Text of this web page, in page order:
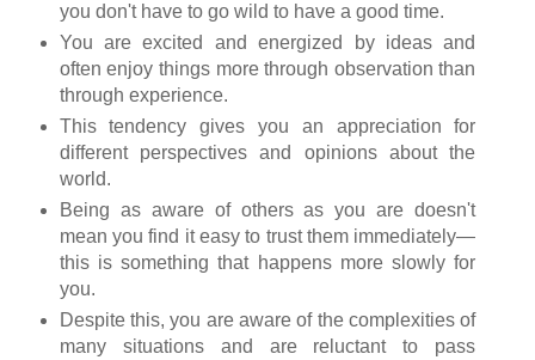
you don't have to go wild to have a good time.
You are excited and energized by ideas and
often enjoy things more through observation than
through experience.
This tendency gives you an appreciation for
different perspectives and opinions about the
world.
Being as aware of others as you are doesn't
mean you find it easy to trust them immediately—
this is something that happens more slowly for
you.
Despite this, you are aware of the complexities of
many situations and are reluctant to pass